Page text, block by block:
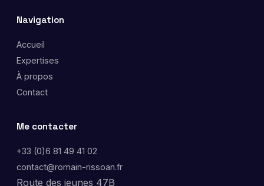
Navigation
Accueil
Expertises
À propos
Contact
Me contacter
+33 (0)6 81 49 41 02
contact@romain-rissoan.fr
Route des jeunes 47B